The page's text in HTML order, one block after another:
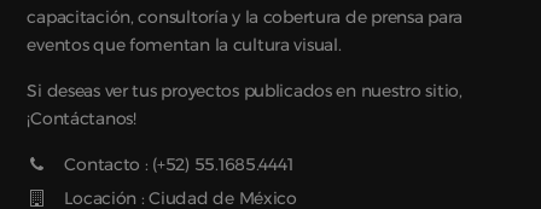
capacitación, consultoría y la cobertura de prensa para
eventos que fomentan la cultura visual.
Si deseas ver tus proyectos publicados en nuestro sitio,
¡Contáctanos!
Contacto : (+52) 55.1685.4441
Locación : Ciudad de México